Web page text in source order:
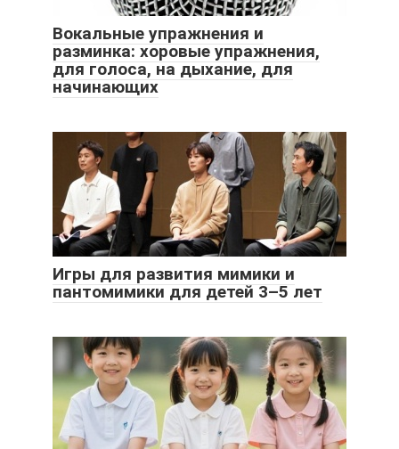
Вокальные упражнения и
разминка: хоровые упражнения,
для голоса, на дыхание, для
начинающих
Игры для развития мимики и
пантомимики для детей 3–5 лет